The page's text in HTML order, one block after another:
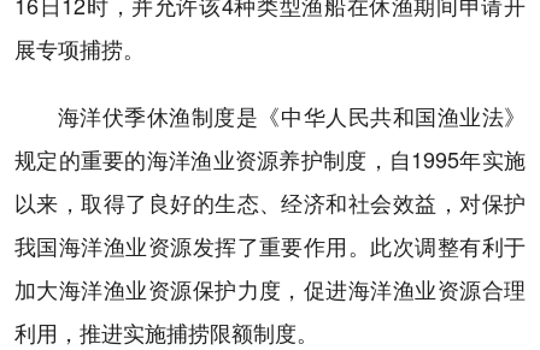
展专项捕捞。
海洋伏季休渔制度是《中华人民共和国渔业法》
规定的重要的海洋渔业资源养护制度，自1995年实施
以来，取得了良好的生态、经济和社会效益，对保护
我国海洋渔业资源发挥了重要作用。此次调整有利于
加大海洋渔业资源保护力度，促进海洋渔业资源合理
利用，推进实施捕捞限额制度。